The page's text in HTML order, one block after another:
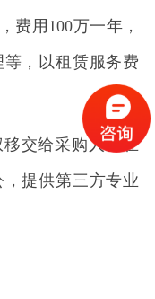
，费用 100万一年，
，以租赁服务费
交给采购人。在
提供第三方专业